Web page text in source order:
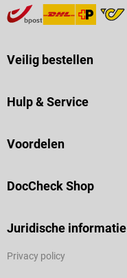
Veilig bestellen
Hulp & Service
Voordelen
DocCheck Shop
Juridische informatie
Privacy policy